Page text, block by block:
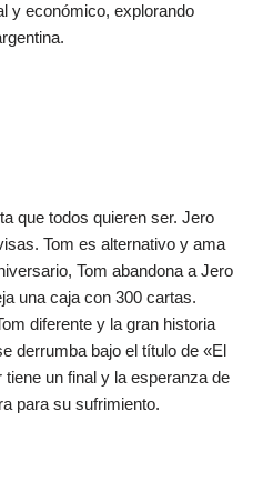
y económico, explorando
que todos quieren ser. Jero
Tom es alternativo y ama
Tom abandona a Jero
una caja con 300 cartas.
diferente y la gran historia
derrumba bajo el título de «El
un final y la esperanza de
para su sufrimiento.